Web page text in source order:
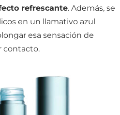
refrescante. Además, se
en un llamativo azul
esa sensación de
contacto.